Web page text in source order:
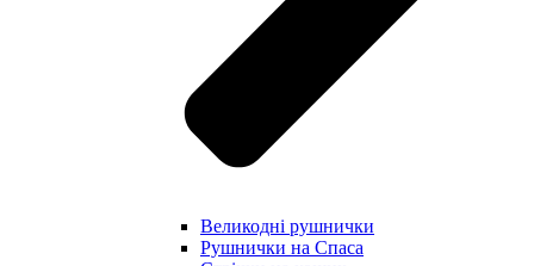
Великодні рушнички
Рушнички на Спаса